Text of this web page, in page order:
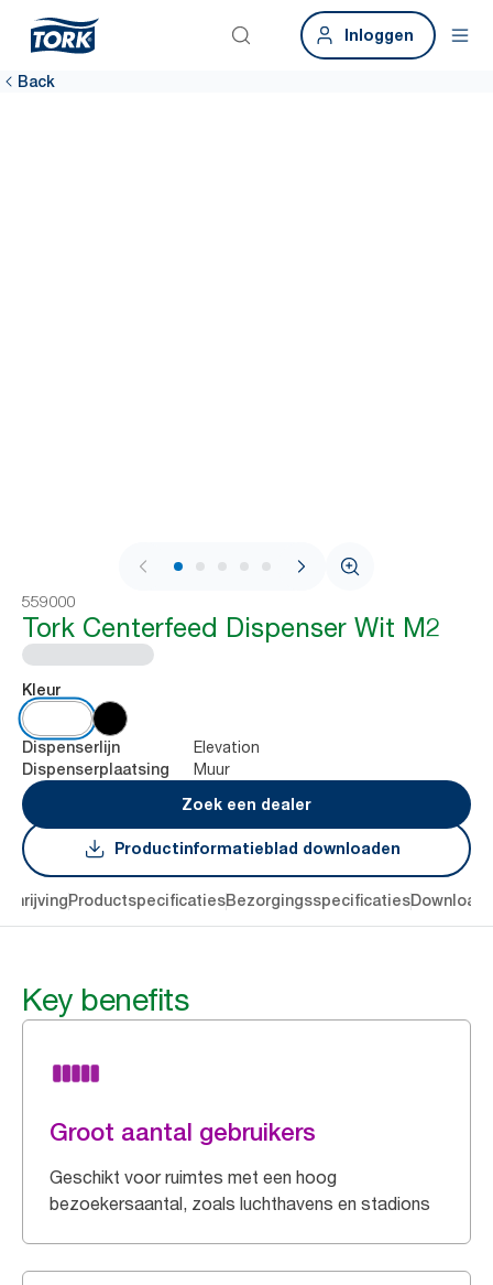
Inloggen
Back
1 / 10
559000
Tork Centerfeed Dispenser Wit M2
Kleur
Dispenserlijn Elevation
Dispenserplaatsing
Muur
Zoek een dealer
Productinformatieblad downloaden
ProductspecificatiesBezorgingsspecificaties
Key benefits
Groot aantal gebruikers
Geschikt voor ruimtes met een hoog
bezoekersaantal, zoals luchthavens en stadions